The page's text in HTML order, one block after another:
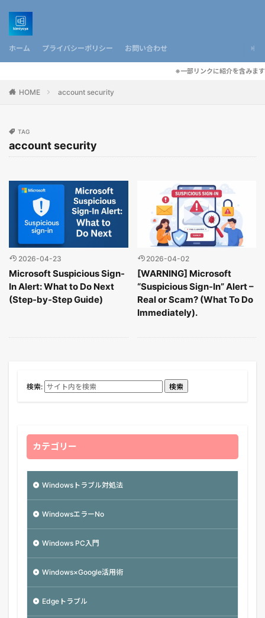
ホーム プライバシーポリシー お問い合わせ
※一部リンクに紹介を含みます
HOME account security
TAG
account security
2026-04-23
Microsoft Suspicious Sign-
In Alert: What to Do Next
(Step-by-Step Guide)
2026-04-02
[WARNING] Microsoft
“Suspicious Sign-In” Alert –
Real or Scam? (What To Do
Immediately).
検索: 検索
カテゴリー
Windowsトラブル対処法
WindowsエラーNo
Windows PC入門
Windows×Google活用術
Edgeトラブル